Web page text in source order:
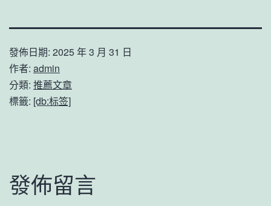
發佈日期: 2025 年 3 月 31 日
作者: admin
分類: 推薦文章
標籤: [db:标签]
發佈留言